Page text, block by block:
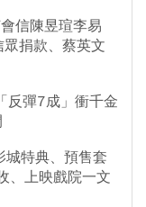
信陳昱瑄李易
捐款、蔡英文
反彈7成」衝千金
城特典、預售套
、上映戲院一文